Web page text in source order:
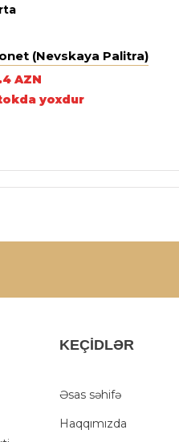
(Nevskaya Palitra)
AZN
yoxdur
KEÇİDLƏR
Əsas səhifə
Haqqımızda